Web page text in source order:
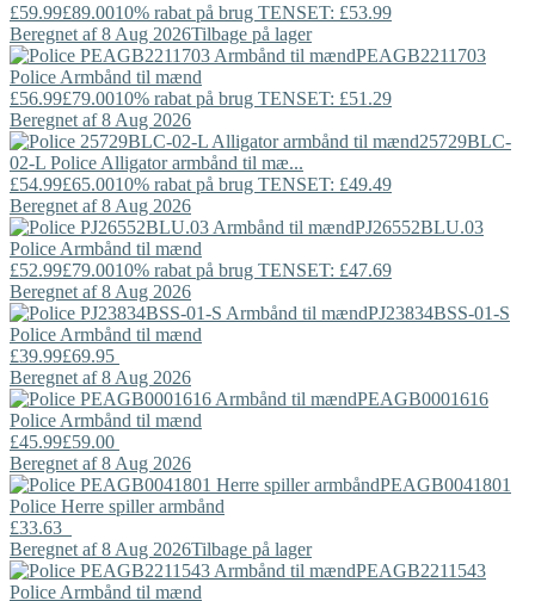
£59.99£89.0010% rabat på brug TENSET: £53.99
Beregnet af 8 Aug 2026Tilbage på lager
PEAGB2211703
Police Armbånd til mænd
£56.99£79.0010% rabat på brug TENSET: £51.29
Beregnet af 8 Aug 2026
25729BLC-
02-L Police Alligator armbånd til mæ...
£54.99£65.0010% rabat på brug TENSET: £49.49
Beregnet af 8 Aug 2026
PJ26552BLU.03
Police Armbånd til mænd
£52.99£79.0010% rabat på brug TENSET: £47.69
Beregnet af 8 Aug 2026
PJ23834BSS-01-S
Police Armbånd til mænd
£39.99£69.95
Beregnet af 8 Aug 2026
PEAGB0001616
Police Armbånd til mænd
£45.99£59.00
Beregnet af 8 Aug 2026
PEAGB0041801
Police Herre spiller armbånd
£33.63
Beregnet af 8 Aug 2026Tilbage på lager
PEAGB2211543
Police Armbånd til mænd